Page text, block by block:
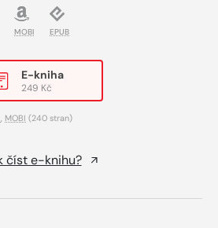
MOBI EPUB
E-kniha
249 Kč
, MOBI (240 stran)
číst e-knihu?